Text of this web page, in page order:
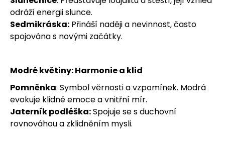
odráží energii slunce.
Sedmikráska: Přináší naději a nevinnost, často
spojována s novými začátky.
Modré květiny: Harmonie a klid
Pomněnka: Symbol věrnosti a vzpomínek. Modrá
evokuje klidné emoce a vnitřní mír.
Jaterník podléška:Spojuje se s duchovní
rovnováhou a zklidněním mysli.
e
m